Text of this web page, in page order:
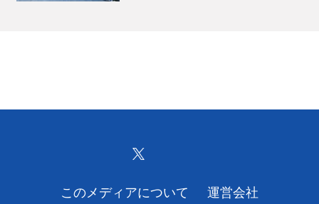
このメディアについて 運営会社